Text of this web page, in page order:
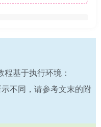
基于执行环境：
不同，请参考文末的附